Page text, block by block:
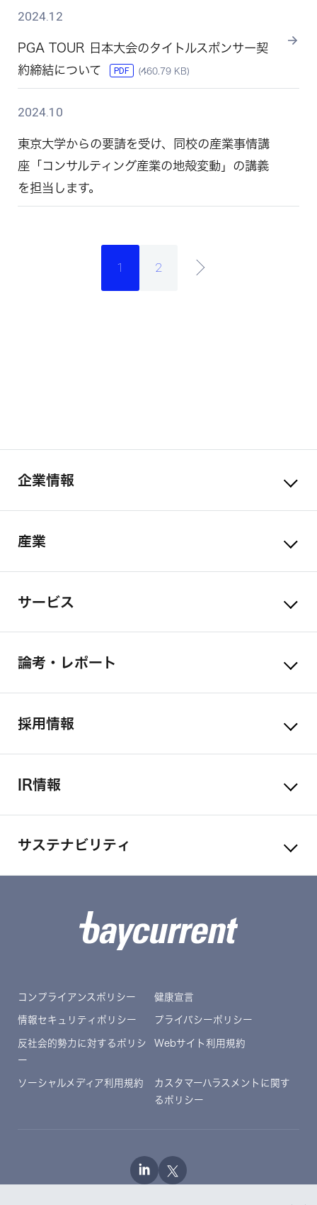
2024.12
PGA TOUR 日本大会のタイトルスポンサー契
約締結について
PDF (460.79 KB)
2024.10
東京大学からの要請を受け、同校の産業事情講
座「コンサルティング産業の地殻変動」の講義
を担当します。
1 2
企業情報
産業
サービス
論考・レポート
採用情報
IR情報
サステナビリティ
コンプライアンスポリシー 健康宣言
情報セキュリティポリシー プライバシーポリシー
反社会的勢力に対するポリシ
ー
Webサイト利用規約
ソーシャルメディア利用規約
カスタマーハラスメントに関す
るポリシー